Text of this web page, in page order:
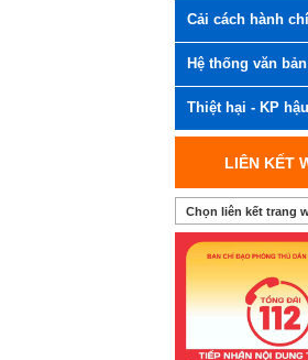
Cải cách hành
Hệ thống văn bản
Thiệt hại - KP
LIÊN KẾT